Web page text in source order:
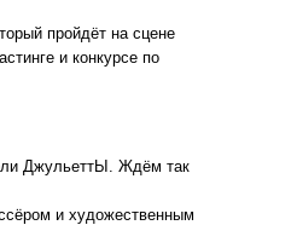
пройдёт на сцене
и конкурсе по
ДжульеттЫ. Ждём так
и художественным